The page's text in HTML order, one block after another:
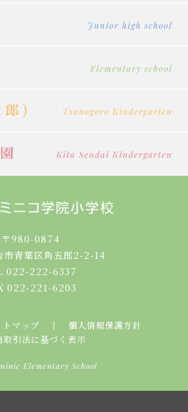
〒980-0874
市青葉区角五郎2-2-14
022-222-6337
022-221-6203
トマップ
個人情報保護方針
取引法に基づく表示
Elementary School